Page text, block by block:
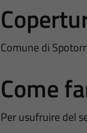
Comune di
Come
Per usufruire del